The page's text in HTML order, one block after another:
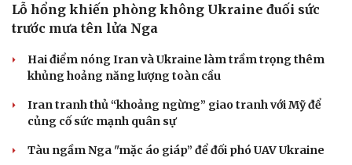
Lỗ hổng khiến phòng không Ukraine đuối sức
trước mưa tên lửa Nga
Hai điểm nóng Iran và Ukraine làm trầm trọng thêm
khủng hoảng năng lượng toàn cầu
Iran tranh thủ “khoảng ngừng” giao tranh với Mỹ để
củng cố sức mạnh quân sự
Tàu ngầm Nga "mặc áo giáp” để đối phó UAV Ukraine